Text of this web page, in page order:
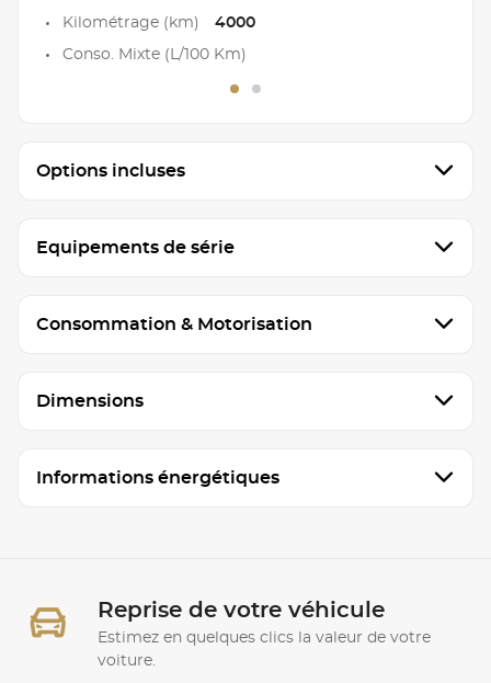
Kilométrage (km) 4000
Conso. Mixte (L/100 Km)
Options incluses
Equipements de série
Consommation & Motorisation
Dimensions
Informations énergétiques
Reprise de votre véhicule
Estimez en quelques clics la valeur de votre
voiture.